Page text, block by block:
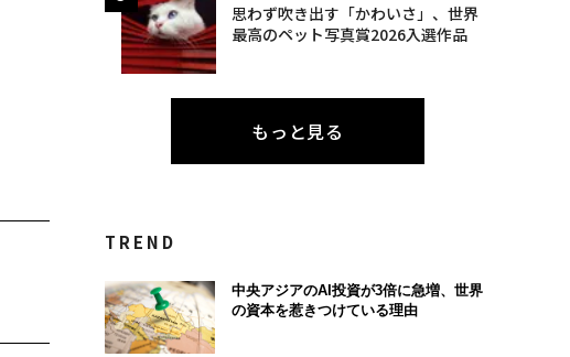
思わず吹き出す「かわいさ」、世界
最高のペット写真賞2026入選作品
もっと見る
TREND
中央アジアのAI投資が3倍に急増、世界
の資本を惹きつけている理由